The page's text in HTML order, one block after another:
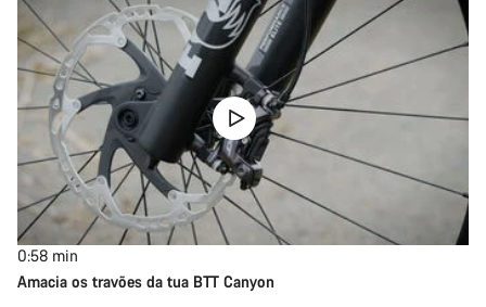
0:58 min
Amacia os travões da tua BTT Canyon